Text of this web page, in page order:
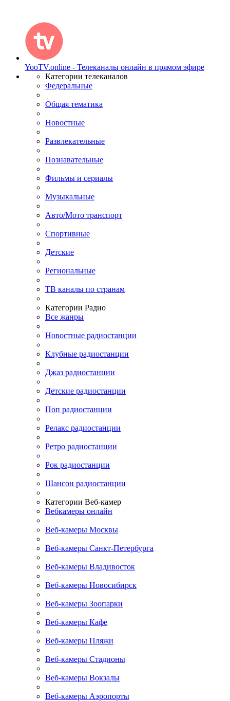
YooTV.online - Телеканалы онлайн в прямом эфире
Категории телеканалов
Федеральные
Общая тематика
Новостные
Развлекательные
Познавательные
Фильмы и сериалы
Музыкальные
Авто/Мото транспорт
Спортивные
Детские
Региональные
ТВ каналы по странам
Категории Радио
Все жанры
Новостные радиостанции
Клубные радиостанции
Джаз радиостанции
Детские радиостанции
Поп радиостанции
Релакс радиостанции
Ретро радиостанции
Рок радиостанции
Шансон радиостанции
Категории Веб-камер
Вебкамеры онлайн
Веб-камеры Москвы
Веб-камеры Санкт-Петербурга
Веб-камеры Владивосток
Веб-камеры Новосибирск
Веб-камеры Зоопарки
Веб-камеры Кафе
Веб-камеры Пляжи
Веб-камеры Стадионы
Веб-камеры Вокзалы
Веб-камеры Аэропорты